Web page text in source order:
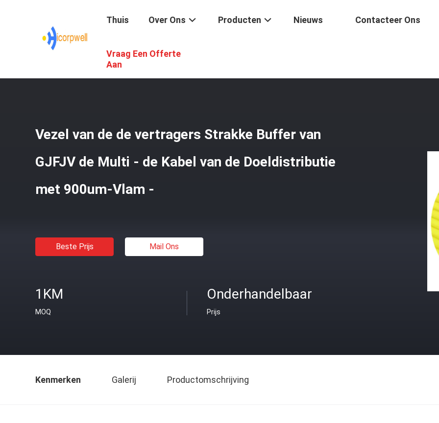
Thuis Over Ons Producten Nieuws Contacteer Ons
Vraag Een Offerte
Aan
Glasvezel Optische Kabel
Vezel van de de vertragers Strakke Buffer van
GJFJV de Multi - de Kabel van de Doeldistributie
met 900um-Vlam -
Beste Prijs Mail Ons
1KM
MOQ
Onderhandelbaar
Prijs
Kenmerken Galerij Productomschrijving